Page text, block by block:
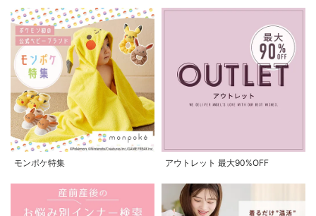
モンポケ特集 アウトレット 最大90%OFF